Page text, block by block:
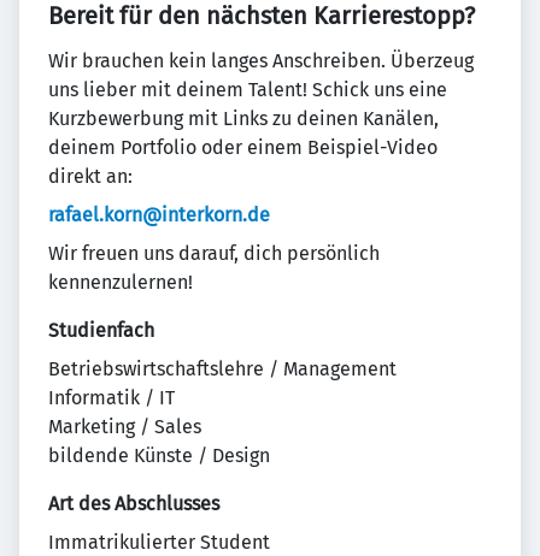
Bereit für den nächsten Karrierestopp?
Wir brauchen kein langes Anschreiben. Überzeug
uns lieber mit deinem Talent! Schick uns eine
Kurzbewerbung mit Links zu deinen Kanälen,
deinem Portfolio oder einem Beispiel-Video
direkt an:
rafael.korn@interkorn.de
Wir freuen uns darauf, dich persönlich
kennenzulernen!
Studienfach
Betriebswirtschaftslehre / Management
Informatik / IT
Marketing / Sales
bildende Künste / Design
Art des Abschlusses
Immatrikulierter Student